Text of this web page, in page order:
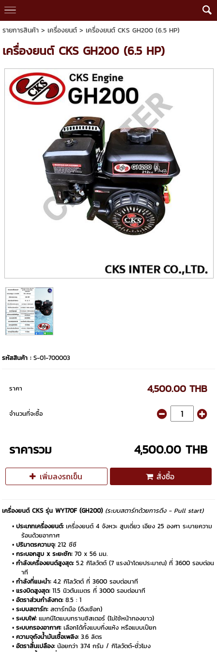
รายการสินค้า> เครื่องยนต์> เครื่องยนต์ CKS GH200 (6.5 HP)
เครื่องยนต์ CKS GH200 (6.5 HP)
รหัสสินค้า :S-01-700003
ราคา 4,500.00 THB
จำนวนที่จะซื้อ
ราคารวม 4,500.00 THB
เพิ่มลงรถเข็น สั่งซื้อ
เครื่องยนต์ CKS รุ่น WY170F (GH200) (ระบบสตาร์ทด้วยการดึง - Pull start)
ประเภทเครื่องยนต์:เครื่องยนต์ 4 จังหวะ สูบเดี่ยว เอียง 25 องศา ระบายความ
ร้อนด้วยอากาศ
ปริมาตรความจุ:212 ซีซี
กระบอกสูบ x ระยะชัก:70 x 56 มม.
กำลังเครื่องยนต์สูงสุด:5.2 กิโลวัตต์ (7 แรงม้าโดยประมาณ) ที่ 3600 รอบต่อน
าที
กำลังที่แนะนำ:4.2 กิโลวัตต์ ที่ 3600 รอบต่อนาที
แรงบิดสูงสุด:11.5 นิวตันเมตร ที่ 3000 รอบต่อนาที
อัตราส่วนกำลังทด:8.5 : 1
ระบบสตาร์ท:สตาร์ทมือ (ดึงเชือก)
ระบบไฟ:แมกนีโตแบบทรานซิสเตอร์ (ไม่ใช้หน้าทองขาว)
ระบบกรองอากาศ:เลือกได้ทั้งแบบกึ่งแห้ง หรือแบบเปียก
ความจุถังน้ำมันเชื้อเพลิง:3.6 ลิตร
อัตราสิ้นเปลือง:น้อยกว่า 374 กรัม / กิโลวัตต์-ชั่วโมง